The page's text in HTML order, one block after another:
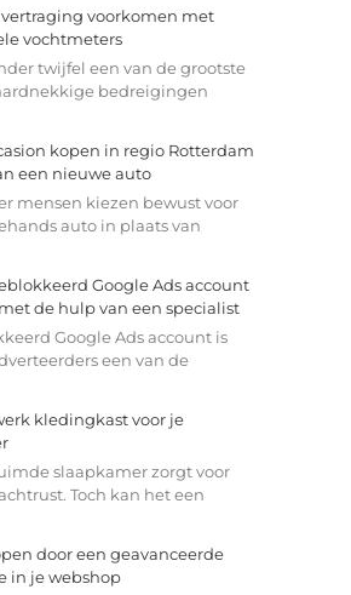
vertraging voorkomen met
vochtmeters
twijfel een van de grootste
bedreigingen
kopen in regio Rotterdam
een nieuwe auto
mensen kiezen bewust voor
auto in plaats van
Google Ads account
de hulp van een specialist
Google Ads account is
een van de
kledingkast voor je
slaapkamer zorgt voor
Toch kan het een
door een geavanceerde
in je webshop